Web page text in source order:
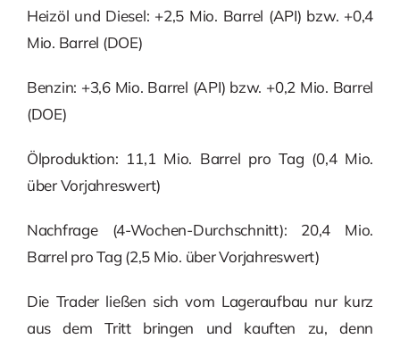
Heizöl und Diesel: +2,5 Mio. Barrel (API) bzw. +0,4
Mio. Barrel (DOE)
Benzin: +3,6 Mio. Barrel (API) bzw. +0,2 Mio. Barrel
(DOE)
Ölproduktion: 11,1 Mio. Barrel pro Tag (0,4 Mio.
über Vorjahreswert)
Nachfrage (4-Wochen-Durchschnitt): 20,4 Mio.
Barrel pro Tag (2,5 Mio. über Vorjahreswert)
Die Trader ließen sich vom Lageraufbau nur kurz
aus dem Tritt bringen und kauften zu, denn